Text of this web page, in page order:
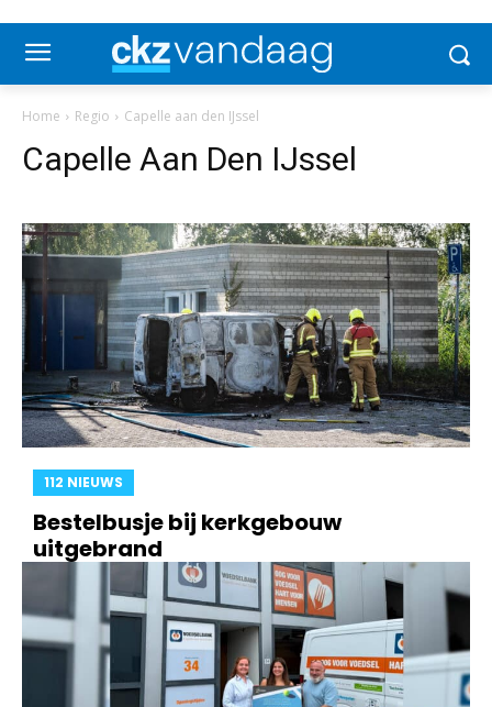
Home Regio Capelle aan den IJssel
Capelle Aan Den IJssel
112 NIEUWS
Bestelbusje bij kerkgebouw
uitgebrand